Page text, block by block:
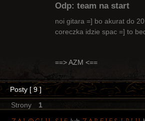
Odp: team na start
noi gitara =] bo akurat do
coreczka idzie spac =] to
==> AZM <==
Posty [ 9 ]
Strony
1